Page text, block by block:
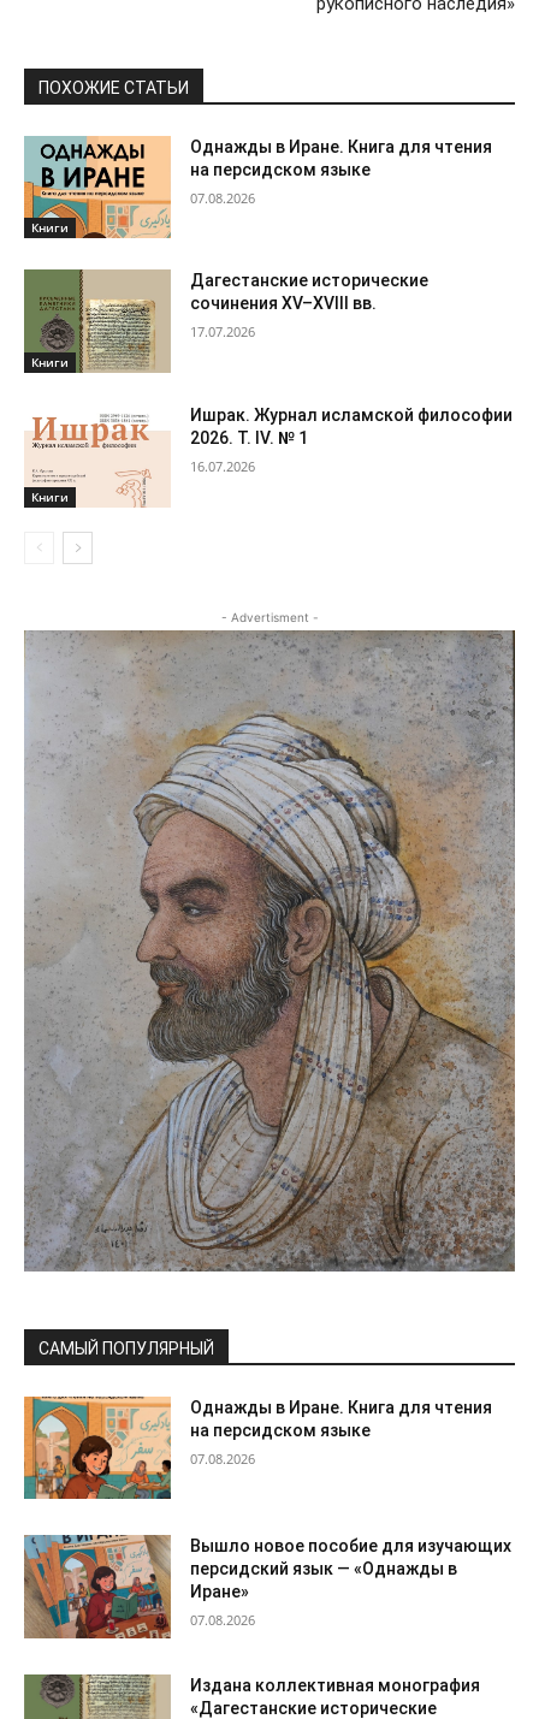
ПОХОЖИЕ СТАТЬИ
Книги
Однажды в Иране. Книга для чтения
на персидском языке
07.08.2026
Книги
Дагестанские исторические
сочинения XV–XVIII вв.
17.07.2026
Книги
Ишрак. Журнал исламской философии
2026. Т. IV. № 1
16.07.2026
- Advertisment -
САМЫЙ ПОПУЛЯРНЫЙ
Однажды в Иране. Книга для чтения
на персидском языке
07.08.2026
Вышло новое пособие для изучающих
персидский язык — «Однажды в
Иране»
07.08.2026
Издана коллективная монография
«Дагестанские исторические